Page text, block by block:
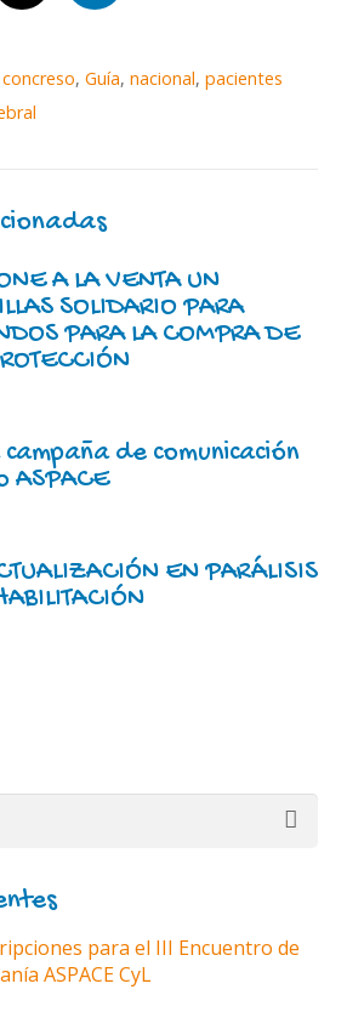
concreso,Guía,nacional,pacientes
A LA VENTA UN
SOLIDARIO PARA
PARA LA COMPRA DE
de comunicación
ASPACE
EN PARÁLISIS
para el III Encuentro de
ASPACE CyL